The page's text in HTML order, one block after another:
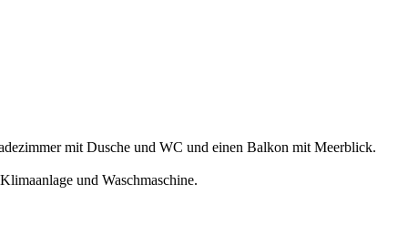
mit Dusche und WC und einen Balkon mit Meerblick.
und Waschmaschine.